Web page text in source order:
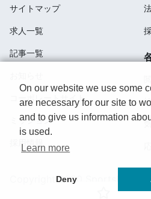
サイトマップ
求人一覧
記事一覧
コーポレートサイト
ミッション
採用情報
Copyright 2020 SportsField
On our website we use some
are necessary for our site to
and to give us information
is used.
Learn more
Deny